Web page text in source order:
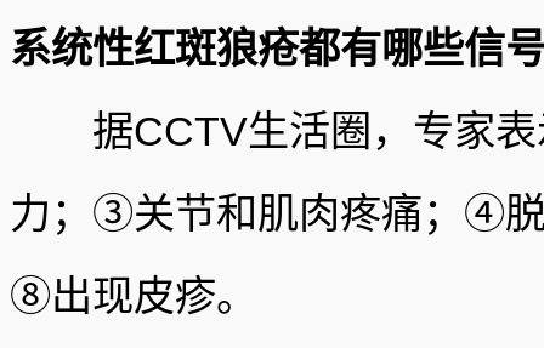
系统性红斑狼疮都有哪些信
据CCTV生活圈，专家表
力；③关节和肌肉疼痛；④
⑧出现皮疹。